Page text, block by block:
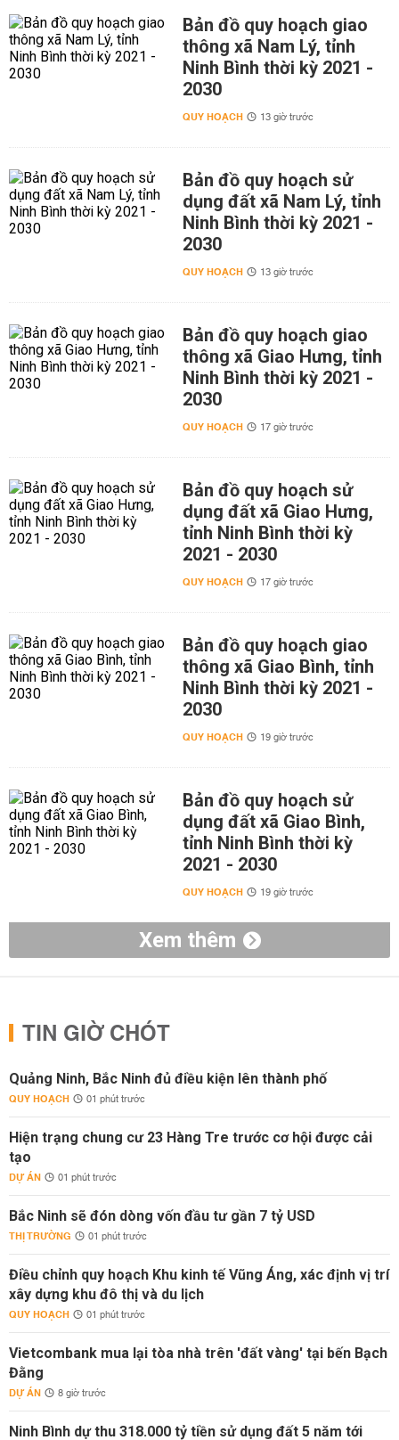
Bản đồ quy hoạch giao
thông xã Nam Lý, tỉnh
Ninh Bình thời kỳ 2021 -
2030
QUY HOẠCH 13 giờ trước
Bản đồ quy hoạch sử
dụng đất xã Nam Lý, tỉnh
Ninh Bình thời kỳ 2021 -
2030
QUY HOẠCH 13 giờ trước
Bản đồ quy hoạch giao
thông xã Giao Hưng, tỉnh
Ninh Bình thời kỳ 2021 -
2030
QUY HOẠCH 17 giờ trước
Bản đồ quy hoạch sử
dụng đất xã Giao Hưng,
tỉnh Ninh Bình thời kỳ
2021 - 2030
QUY HOẠCH 17 giờ trước
Bản đồ quy hoạch giao
thông xã Giao Bình, tỉnh
Ninh Bình thời kỳ 2021 -
2030
QUY HOẠCH 19 giờ trước
Bản đồ quy hoạch sử
dụng đất xã Giao Bình,
tỉnh Ninh Bình thời kỳ
2021 - 2030
QUY HOẠCH 19 giờ trước
Xem thêm
TIN GIỜ CHÓT
Quảng Ninh, Bắc Ninh đủ điều kiện lên thành phố
QUY HOẠCH 01 phút trước
Hiện trạng chung cư 23 Hàng Tre trước cơ hội được cải
tạo
DỰ ÁN 01 phút trước
Bắc Ninh sẽ đón dòng vốn đầu tư gần 7 tỷ USD
THỊ TRƯỜNG 01 phút trước
Điều chỉnh quy hoạch Khu kinh tế Vũng Áng, xác định vị trí
xây dựng khu đô thị và du lịch
QUY HOẠCH 01 phút trước
Vietcombank mua lại tòa nhà trên 'đất vàng' tại bến Bạch
Đằng
DỰ ÁN 8 giờ trước
Ninh Bình dự thu 318.000 tỷ tiền sử dụng đất 5 năm tới